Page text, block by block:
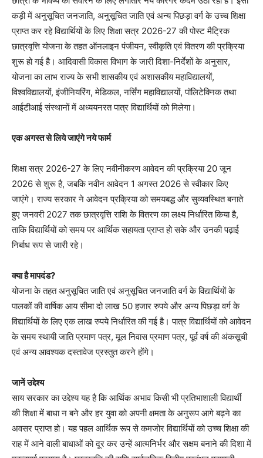
कड़ी में अनुसूचित जनजाति, अनुसूचित जाति एवं अन्य पिछड़ा वर्ग के उच्च शिक्षा
प्राप्त कर रहे विद्यार्थियों के लिए शिक्षा सत्र 2026-27 की पोस्ट मैट्रिक
छात्रवृत्ति योजना के तहत ऑनलाइन पंजीयन, स्वीकृति एवं वितरण की प्रक्रिया
शुरू हो गई है। आदिवासी विकास विभाग के जारी दिशा-निर्देशों के अनुसार,
योजना का लाभ राज्य के सभी शासकीय एवं अशासकीय महाविद्यालयों,
विश्वविद्यालयों, इंजीनियरिंग, मेडिकल, नर्सिंग महाविद्यालयों, पॉलिटेक्निक तथा
आईटीआई संस्थानों में अध्ययनरत पात्र विद्यार्थियों को मिलेगा।
एक अगस्त से लिये जाएंगे नये फार्म
शिक्षा सत्र 2026-27 के लिए नवीनीकरण आवेदन की प्रक्रिया 20 जून
2026 से शुरू है, जबकि नवीन आवेदन 1 अगस्त 2026 से स्वीकार किए
जाएंगे। राज्य सरकार ने आवेदन प्रक्रिया को समयबद्ध और सुव्यवस्थित बनाते
हुए जनवरी 2027 तक छात्रवृत्ति राशि के वितरण का लक्ष्य निर्धारित किया है,
ताकि विद्यार्थियों को समय पर आर्थिक सहायता प्राप्त हो सके और उनकी पढ़ाई
निर्बाध रूप से जारी रहे।
क्या है मापदंड?
योजना के तहत अनुसूचित जाति एवं अनुसूचित जनजाति वर्ग के विद्यार्थियों के
पालकों की वार्षिक आय सीमा दो लाख 50 हजार रुपये और अन्य पिछड़ा वर्ग के
विद्यार्थियों के लिए एक लाख रुपये निर्धारित की गई है। पात्र विद्यार्थियों को आवेदन
के समय स्थायी जाति प्रमाण पत्र, मूल निवास प्रमाण पत्र, पूर्व वर्ष की अंकसूची
एवं अन्य आवश्यक दस्तावेज प्रस्तुत करने होंगे।
जानें उद्देश्य
साय सरकार का उद्देश्य यह है कि आर्थिक अभाव किसी भी प्रतिभाशाली विद्यार्थी
की शिक्षा में बाधा न बने और हर युवा को अपनी क्षमता के अनुरूप आगे बढ़ने का
अवसर प्राप्त हो। यह पहल आर्थिक रूप से कमजोर विद्यार्थियों को उच्च शिक्षा की
राह में आने वाली बाधाओं को दूर कर उन्हें आत्मनिर्भर और सक्षम बनाने की दिशा में